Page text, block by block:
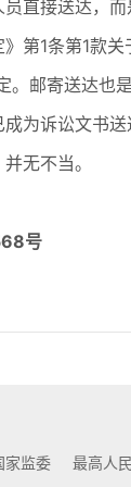
直接送达，
第1条第1款
。邮寄送达也
为诉讼文书
无不当。
号
家监委 最高人